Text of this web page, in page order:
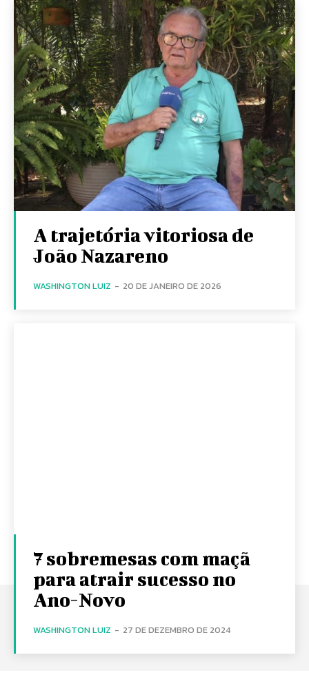
A trajetória vitoriosa de
João Nazareno
WASHINGTON LUIZ - 20 DE JANEIRO DE 2026
7 sobremesas com maçã
para atrair sucesso no
Ano-Novo
WASHINGTON LUIZ - 27 DE DEZEMBRO DE 2024